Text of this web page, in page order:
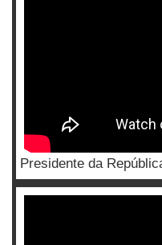
Presidente da